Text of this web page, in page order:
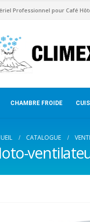
Professionnel pour Café
CHAMBRE FROIDE
CATALOGUE